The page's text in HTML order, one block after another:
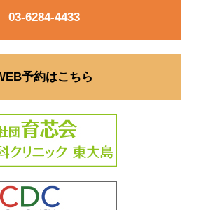
03-6284-4433
予約はこちら